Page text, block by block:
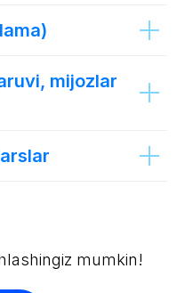
mijozlar
mumkin!